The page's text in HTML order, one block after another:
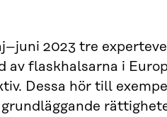
2023 tre
av flaskhalsarna i
Dessa hör till